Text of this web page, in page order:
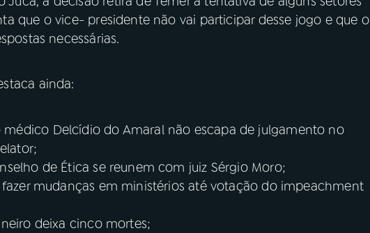
que o vice- presidente não vai participar desse jogo e que o
necessárias.
ainda:
Delcídio do Amaral não escapa de julgamento no
de Ética se reunem com juiz Sérgio Moro;
mudanças em ministérios até votação do impeachment
deixa cinco mortes;